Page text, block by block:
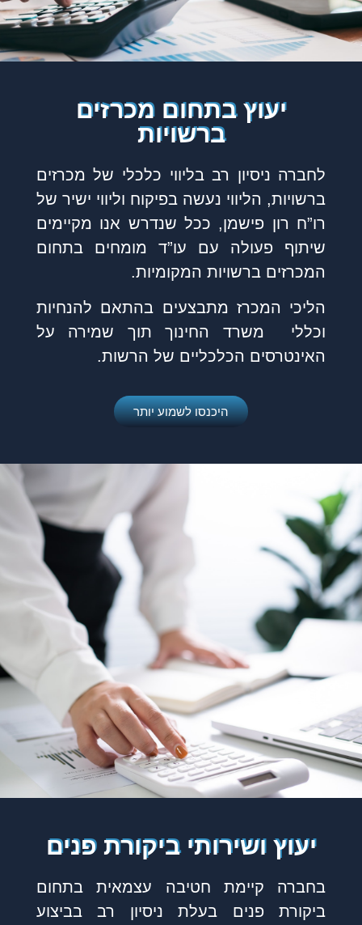
יעוץ בתחום מכרזים
ברשויות
לחברה ניסיון רב בליווי כלכלי של מכרזים
ברשויות, הליווי נעשה בפיקוח וליווי ישיר של
רו”ח רון פישמן, ככל שנדרש אנו מקיימים
שיתוף פעולה עם עו”ד מומחים בתחום
המכרזים ברשויות המקומיות.
הליכי המכרז מתבצעים בהתאם להנחיות
וכללי משרד החינוך תוך שמירה על
האינטרסים הכלכליים של הרשות.
היכנסו לשמוע יותר
יעוץ ושירותי ביקורת פנים
בחברה קיימת חטיבה עצמאית בתחום
ביקורת פנים בעלת ניסיון רב בביצוע